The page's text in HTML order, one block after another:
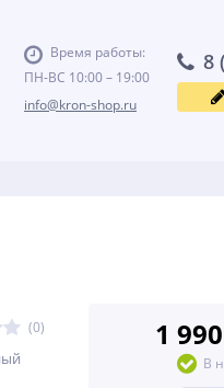
Время работы:
ПН-ВС 10:00 – 19:00
info@kron-shop.ru
8
(0) 1 990
В